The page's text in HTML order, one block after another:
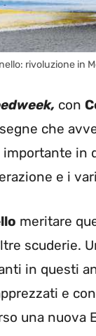
rivoluzione in
con
che
in
e i
meritare
scuderie.
in questi
e
una nuova